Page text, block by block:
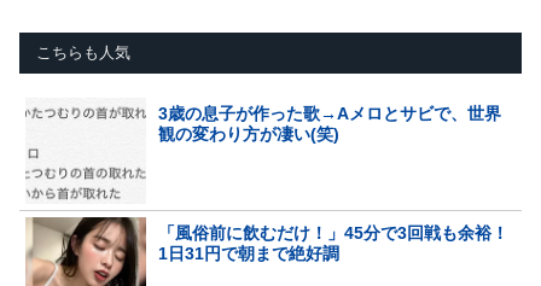
こちらも人気
3歳の息子が作った歌→Aメロとサビで、世界
観の変わり方が凄い(笑)
「風俗前に飲むだけ！」45分で3回戦も余裕！
1日31円で朝まで絶好調